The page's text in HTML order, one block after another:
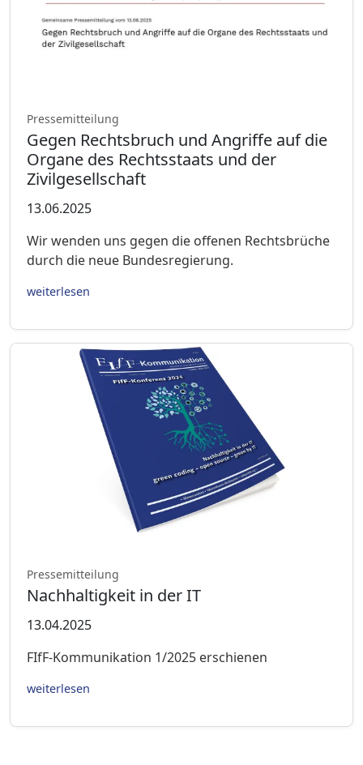
Pressemitteilung
Gegen Rechtsbruch und Angriffe auf die
Organe des Rechtsstaats und der
Zivilgesellschaft
13.06.2025
Wir wenden uns gegen die offenen Rechtsbrüche
durch die neue Bundesregierung.
weiterlesen
Pressemitteilung
Nachhaltigkeit in der IT
13.04.2025
FIfF-Kommunikation 1/2025 erschienen
weiterlesen